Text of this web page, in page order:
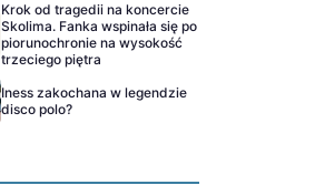
Krok od tragedii na koncercie
Skolima. Fanka wspinała się po
piorunochronie na wysokość
trzeciego piętra
Iness zakochana w legendzie
disco polo?